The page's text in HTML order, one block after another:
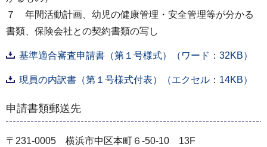
７ 年間活動計画、幼児の健康管理・安全管理等が分かる
書類、保険会社との契約書類の写し
基準適合審査申請書（第１号様式）（ワード：32KB）
現員の内訳書（第１号様式付表）（エクセル：14KB）
申請書類郵送先
〒231-0005 横浜市中区本町６-50-10 13F